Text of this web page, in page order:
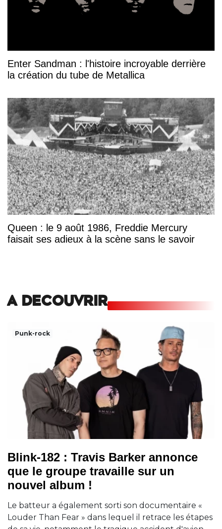
Enter Sandman : l'histoire incroyable derrière
la création du tube de Metallica
Queen : le 9 août 1986, Freddie Mercury
faisait ses adieux à la scène sans le savoir
A DECOUVRIR
Punk-rock
Blink-182 : Travis Barker annonce
que le groupe travaille sur un
nouvel album !
Le batteur a également sorti son documentaire «
Louder Than Fear » dans lequel il retrace les étapes